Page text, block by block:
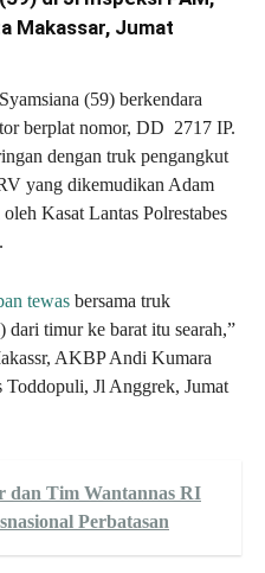
Makassar, Jumat
(59) berkendara
berplat nomor, DD 2717 IP.
dengan truk pengangkut
yang dikemudikan Adam
Kasat Lantas Polrestabes
tewas bersama truk
timur ke barat itu searah,”
AKBP Andi Kumara
Toddopuli, Jl Anggrek, Jumat
dan Tim Wantannas RI
Perbatasan